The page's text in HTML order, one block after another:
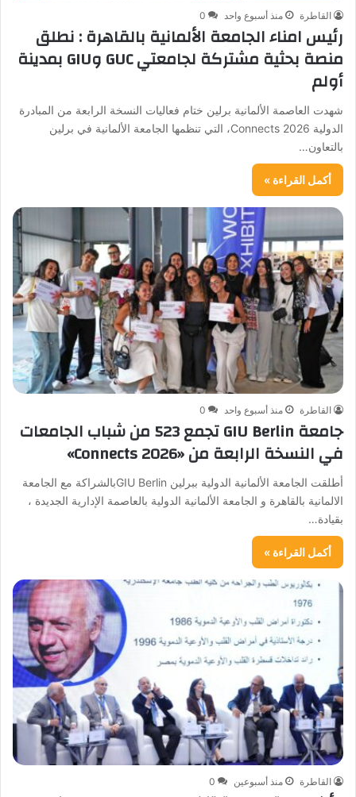
القاطرة منذ أسبوع واحد 0
رئيس امناء الجامعة الألمانية بالقاهرة : نطلق
منصة بحثية مشتركة لجامعتي GUC وGIU بمدينة
أولم
شهدت العاصمة الألمانية برلين ختام فعاليات النسخة الرابعة من المبادرة
الدولية Connects 2026، التي تنظمها الجامعة الألمانية في برلين
بالتعاون…
أكمل القراءة »
القاطرة منذ أسبوع واحد 0
جامعة GIU Berlin تجمع 523 من شباب الجامعات
في النسخة الرابعة من «Connects 2026»
أطلقت الجامعة الألمانية الدولية ببرلين GIU Berlinبالشراكة مع الجامعة
الالمانية بالقاهرة و الجامعة الألمانية الدولية بالعاصمة الإدارية الجديدة ،
بقيادة…
أكمل القراءة »
القاطرة منذ أسبوعين 0